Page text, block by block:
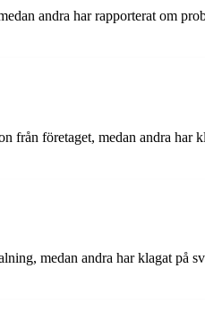
andra har rapporterat om
från företaget, medan andra har
medan andra har klagat på